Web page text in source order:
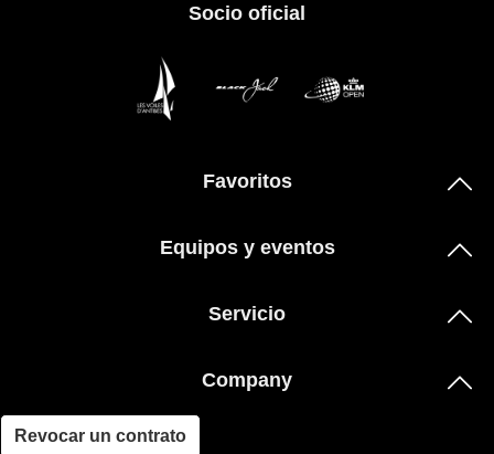
Socio oficial
Favoritos
Equipos y eventos
Servicio
Company
Revocar un contrato